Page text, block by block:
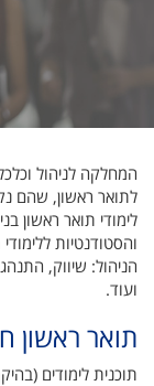
המחלקה לניהול
לתואר ראשון, שהם
לימודי תואר ראשון
והסטודנטיות
הניהול: שיווק,
ועוד.
תואר ראשון